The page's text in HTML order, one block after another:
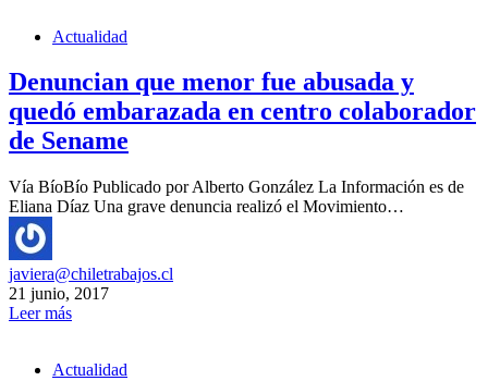
Actualidad
Denuncian que menor fue abusada y
quedó embarazada en centro colaborador
de Sename
Vía BíoBío Publicado por Alberto González La Información es de
Eliana Díaz Una grave denuncia realizó el Movimiento…
javiera@chiletrabajos.cl
21 junio, 2017
Leer más
Actualidad